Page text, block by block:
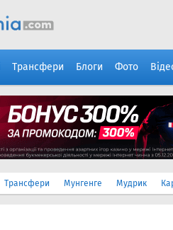
Трансфери Блоги Фото
Трансфери Мунгенге Мудрик